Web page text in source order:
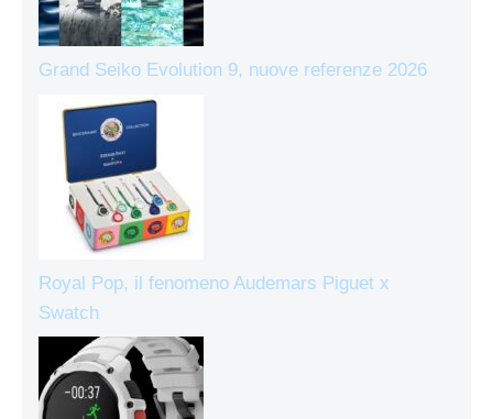
Grand Seiko Evolution 9, nuove referenze 2026
Royal Pop, il fenomeno Audemars Piguet x
Swatch